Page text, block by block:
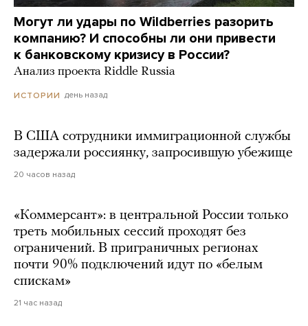
Могут ли удары по Wildberries разорить
компанию? И способны ли они привести
к банковскому кризису в России?
Анализ проекта Riddle Russia
ИСТОРИИ день назад
В США сотрудники иммиграционной службы
задержали россиянку, запросившую убежище
20 часов назад
«Коммерсант»: в центральной России только
треть мобильных сессий проходят без
ограничений. В приграничных регионах
почти 90% подключений идут по «белым
спискам»
21 час назад